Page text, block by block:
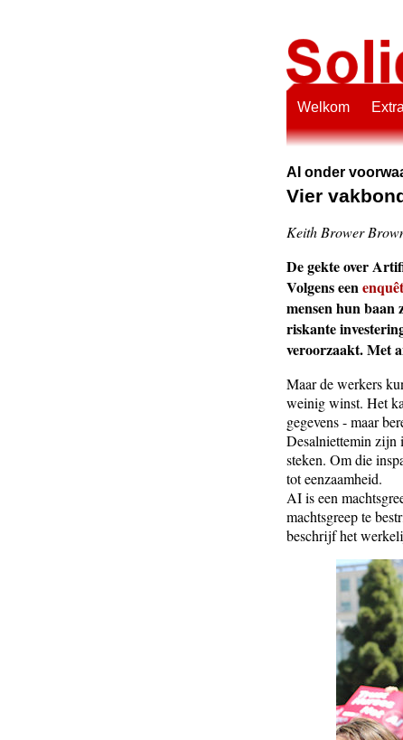
Welkom
AI onder
Vier
Keith Brower
De gekte over
Volgens een
mensen hun baan
riskante
veroorzaakt. Met
Maar de werkers
weinig winst. Het
gegevens - maar
Desalniettemin zijn
steken. Om die
tot eenzaamheid.
AI is een
machtsgreep te
beschrijf het